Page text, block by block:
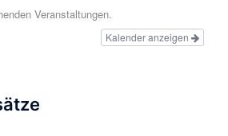
Veranstaltungen.
Kalender anzeigen